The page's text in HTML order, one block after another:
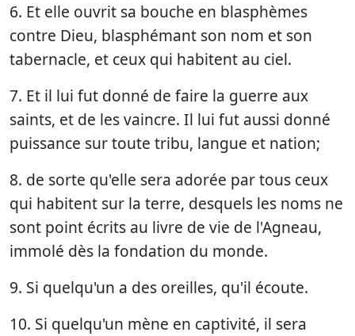
6. Et elle ouvrit sa bouche en blasphèmes
contre Dieu, blasphémant son nom et son
tabernacle, et ceux qui habitent au ciel.
7. Et il lui fut donné de faire la guerre aux
saints, et de les vaincre. Il lui fut aussi donné
puissance sur toute tribu, langue et nation;
8. de sorte qu'elle sera adorée par tous ceux
qui habitent sur la terre, desquels les noms ne
sont point écrits au livre de vie de l'Agneau,
immolé dès la fondation du monde.
9. Si quelqu'un a des oreilles, qu'il écoute.
10. Si quelqu'un mène en captivité, il sera